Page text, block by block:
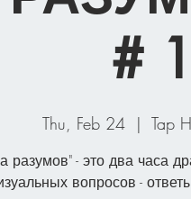
#
Thu, Feb 24
  |
Tap
разумов" - это два часа
вопросов -